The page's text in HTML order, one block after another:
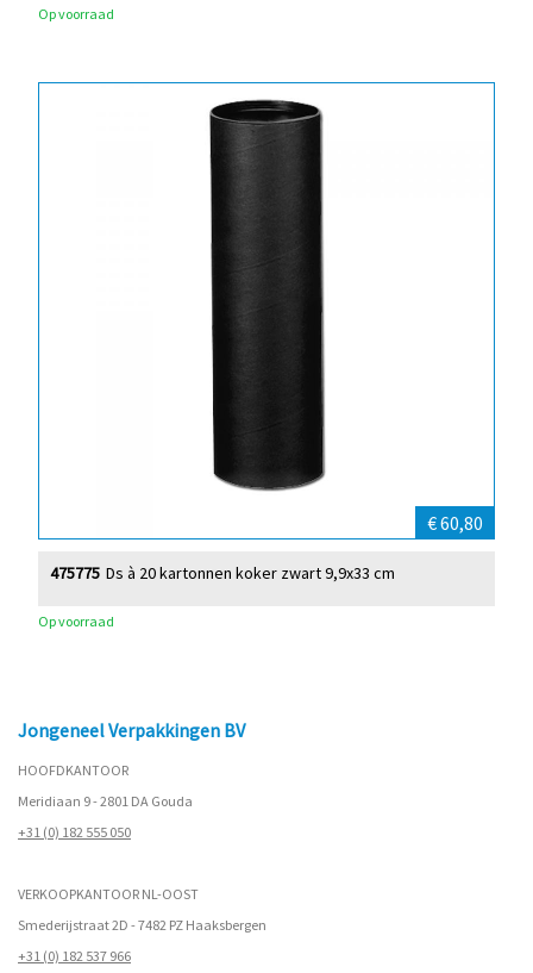
Op voorraad
€ 60,80
Ds à 20 kartonnen koker zwart 9,9x33 cm
475775
Op voorraad
Jongeneel Verpakkingen BV
HOOFDKANTOOR
Meridiaan 9 - 2801 DA Gouda
+31 (0) 182 555 050
VERKOOPKANTOOR NL-OOST
Smederijstraat 2D - 7482 PZ Haaksbergen
+31 (0) 182 537 966